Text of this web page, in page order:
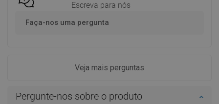
Escreva para nós
Faça-nos uma pergunta
Veja mais perguntas
Pergunte-nos sobre o produto